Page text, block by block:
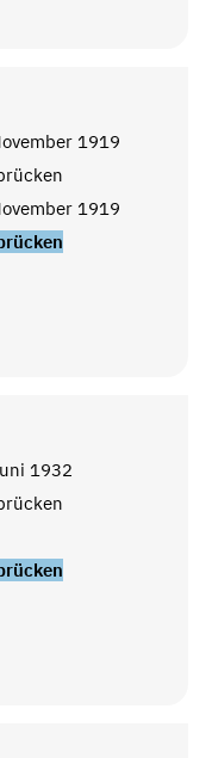
1919
1919
1932